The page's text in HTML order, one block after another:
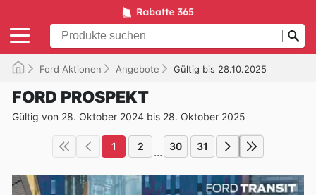
Ford Aktionen Angebote Gültig bis 28.10.2025
FORD PROSPEKT
Gültig von 28. Oktober 2024 bis 28. Oktober 2025
1 2 ... 30 31